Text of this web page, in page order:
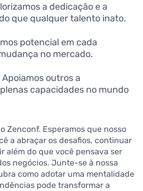
a dedicação e a
que qualquer talento inato.
potencial em cada
no mercado.
Apoiamos outros a
capacidades no mundo
Zenconf. Esperamos que nosso
a abraçar os desafios, continuar
além do que você pensava ser
negócios. Junte-se à nossa
como adotar uma mentalidade
pode transformar a